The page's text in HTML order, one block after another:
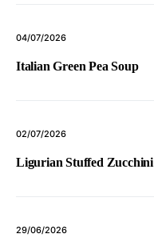
04/07/2026
Italian Green Pea Soup
02/07/2026
Ligurian Stuffed Zucchini
29/06/2026